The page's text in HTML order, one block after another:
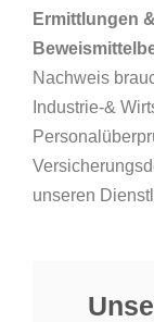
Ermittlungen
Nachweis
Industrie-&
unseren